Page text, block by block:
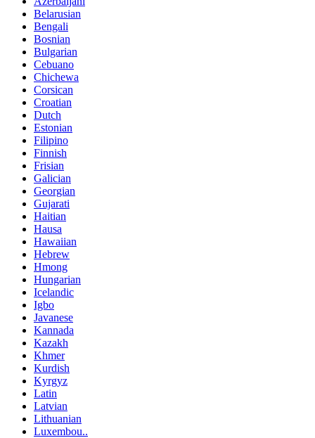
Belarusian
Bengali
Bosnian
Bulgarian
Cebuano
Chichewa
Corsican
Croatian
Dutch
Estonian
Filipino
Finnish
Frisian
Galician
Georgian
Gujarati
Haitian
Hausa
Hawaiian
Hebrew
Hmong
Hungarian
Icelandic
Igbo
Javanese
Kannada
Kazakh
Khmer
Kurdish
Kyrgyz
Latin
Latvian
Lithuanian
Luxembou..